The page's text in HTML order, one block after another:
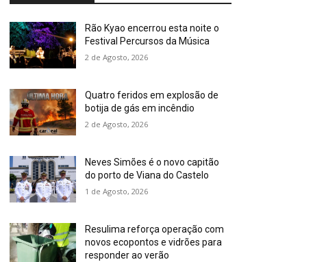
Rão Kyao encerrou esta noite o
Festival Percursos da Música
2 de Agosto, 2026
Quatro feridos em explosão de
botija de gás em incêndio
2 de Agosto, 2026
Neves Simões é o novo capitão
do porto de Viana do Castelo
1 de Agosto, 2026
Resulima reforça operação com
novos ecopontos e vidrões para
responder ao verão